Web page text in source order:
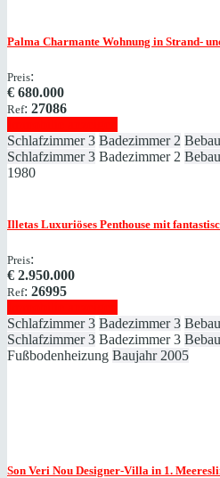
Palma Charmante Wohnung in Strand-
Preis:
€ 680.000
Ref: 27086
Schlafzimmer 3 Badezimmer 2
Schlafzimmer 3 Badezimmer 2
1980
Illetas Luxuriöses Penthouse mit
Preis:
€ 2.950.000
Ref: 26995
Schlafzimmer 3 Badezimmer 3
Schlafzimmer 3 Badezimmer 3
Fußbodenheizung Baujahr 2005
Son Veri Nou Designer-Villa in 1.